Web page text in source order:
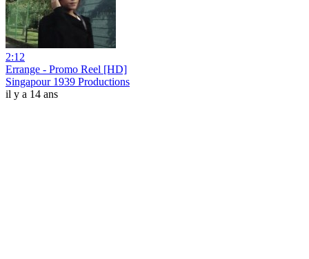
2:12
Errange - Promo Reel [HD]
Singapour 1939 Productions
il y a 14 ans